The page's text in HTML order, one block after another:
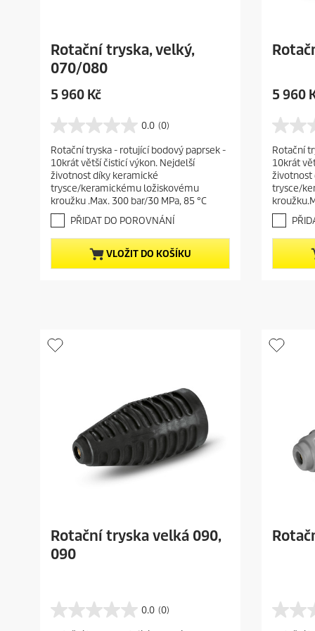
Rotační tryska, velký,
070/080
C
r
e
n
t
p
r
d
u
i
c
5 960 Kč
0.0 (0)
0
.
0
z
5
h
v
d
i
č
Rotační tryska - rotující bodový paprsek -
10krát větší čisticí výkon. Nejdelší
životnost díky keramické
trysce/keramickému ložiskovému
kroužku .Max. 300 bar/30 MPa, 85 °C
PŘIDAT DO POROVNÁNÍ
VLOŽIT DO KOŠÍKU
C
r
e
n
t
p
r
d
u
i
c
5 960
0
.
0
z
5
h
v
d
i
č
Rotační
10krát
životnost
trysce/
Rotační tryska velká 090,
090
0.0 (0)
0
0